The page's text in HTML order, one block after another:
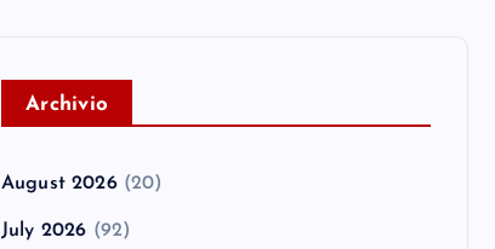
Archivio
August 2026(20)
July 2026 (92)